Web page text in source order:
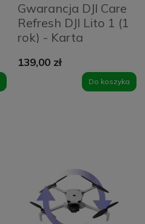
Gwarancja DJI Care
Refresh DJI Lito 1 (1
rok) - Karta
139,00 zł
Do koszyka